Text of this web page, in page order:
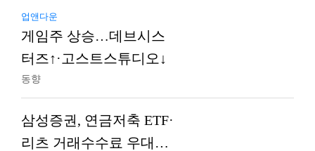
업앤다운
게임주 상승…데브시스
터즈↑·고스트스튜디오↓
동향
삼성증권, 연금저축 ETF·
리츠 거래수수료 우대…